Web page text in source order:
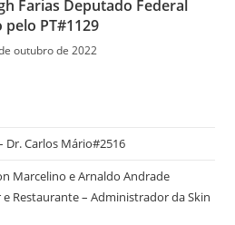
Farias Deputado Federal
pelo PT#1129
outubro de 2022
Dr. Carlos Mário#2516
Marcelino e Arnaldo Andrade
Restaurante – Administrador da Skin